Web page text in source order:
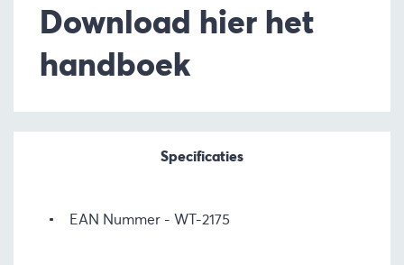
Download hier het
handboek
Specificaties
EAN Nummer WT-2175